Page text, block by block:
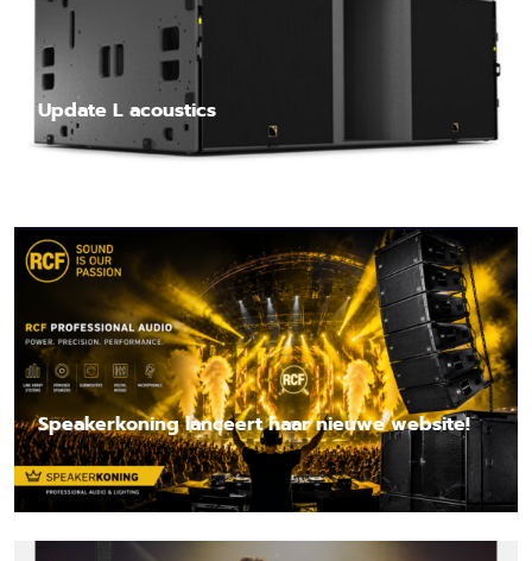
Update L acoustics
Speakerkoning lanceert haar nieuwe website!
Lees nieuwsbericht